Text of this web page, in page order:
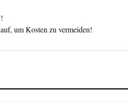
um Kosten zu vermeiden!